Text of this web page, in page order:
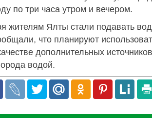
по три часа утром и вечером.
жителям Ялты стали подавать
что планируют
дополнительных
водой.